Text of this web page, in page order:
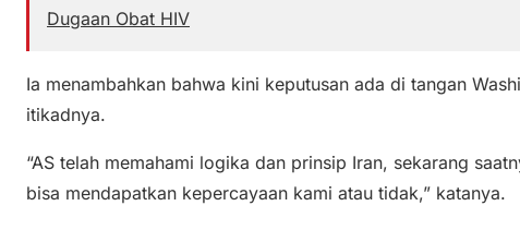
Dugaan Obat HIV
Ia menambahkan bahwa kini keputusan ada di tangan
itikadnya.
“AS telah memahami logika dan prinsip Iran, sekarang
bisa mendapatkan kepercayaan kami atau tidak,” katanya.